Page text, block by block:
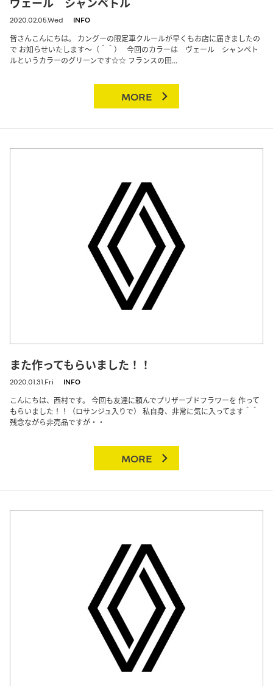
2020.02.05.Wed INFO
皆さんこんにちは。 カングーの限定車クルールが早くもお店に届きましたの
で お知らせいたします～（＾＾） 今回のカラーは ヴェール シャンペト
ルというカラーのグリーンです☆☆ フランスの田...
MORE
また作ってもらいました！！
2020.01.31.Fri INFO
こんにちは、西村です。 今回も友達に頼んでプリザーブドフラワーを 作って
もらいました！！（ロサンジュ入りで） 私自身、非常に気に入ってます＾＾
残念ながら非売品ですが・・
MORE